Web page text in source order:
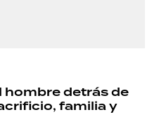
hombre detrás de
familia y